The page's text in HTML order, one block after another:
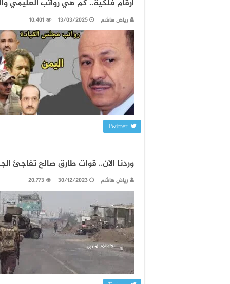
أرقام فلكية.. كم هي رواتب العليمي
رياض هاشم 13/03/2025
10,401
Twitter
وردنا الان.. قوات طارق صالح تفاجئ
رياض هاشم 30/12/2023
20,773